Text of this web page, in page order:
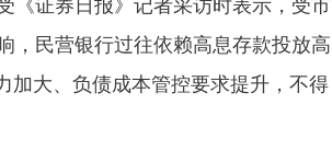
证券日报》记者采访时表示，受市
，民营银行过往依赖高息存款投放高
加大、负债成本管控要求提升，不得